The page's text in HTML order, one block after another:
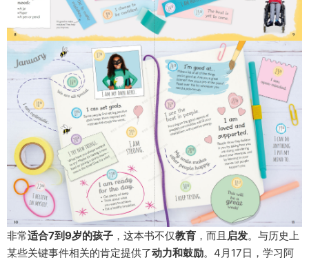
非常适合7到9岁的孩子 ，这本书不仅教育 ，而且 启发。与历史上
某些关键事件相关的肯定提供了动力和鼓励。4月17日，学习阿